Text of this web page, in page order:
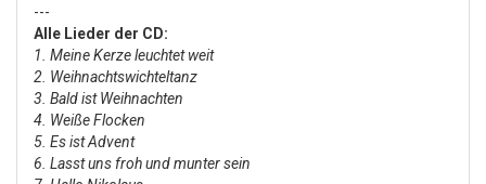
---
Alle Lieder der CD:
1. Meine Kerze leuchtet weit
2. Weihnachtswichteltanz
3. Bald ist Weihnachten
4. Weiße Flocken
5. Es ist Advent
6. Lasst uns froh und munter sein